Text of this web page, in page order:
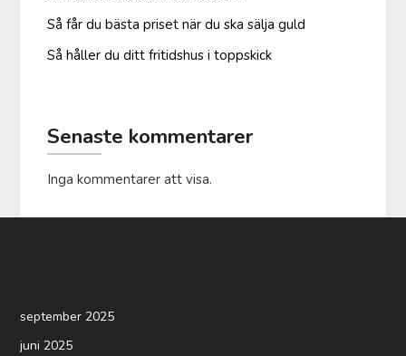
Så får du bästa priset när du ska sälja guld
Så håller du ditt fritidshus i toppskick
Senaste kommentarer
Inga kommentarer att visa.
september 2025
juni 2025